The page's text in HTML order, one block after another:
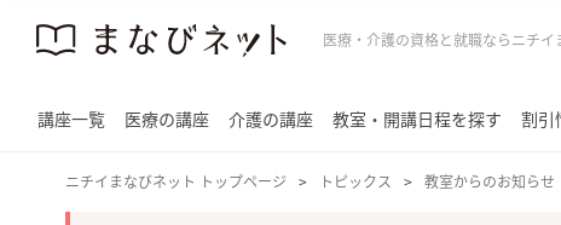
医療・介護の資格と就職ならニチイ
講座一覧 医療の講座 介護の講座 教室・開講日程を探す 割引
ニチイまなびネット トップページ トピックス 教室からのお知らせ